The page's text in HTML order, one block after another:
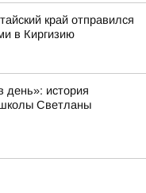
край отправился
в Киргизию
день»: история
школы Светланы